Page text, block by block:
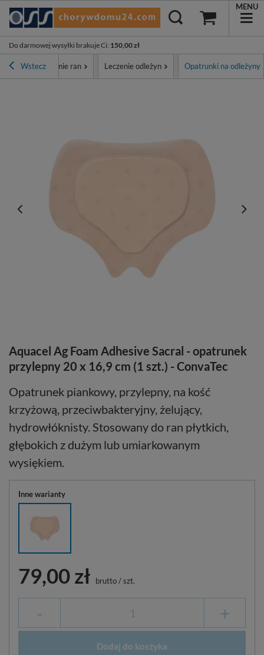
Do darmowej wysyłki brakuje Ci: 150,00 zł
MENU
Wstecz
Opatrunki i leczenie ran Leczenie odleżyn Opatrunki na odleżyny
Aquacel Ag Foam Adhesive Sacral - opatrunek
przylepny 20 x 16,9 cm (1 szt.) - ConvaTec
Opatrunek piankowy, przylepny, na kość
krzyżową, przeciwbakteryjny, żelujący,
hydrowłóknisty. Stosowany do ran płytkich,
głębokich z dużym lub umiarkowanym
wysiękiem.
Inne warianty
79,00 zł brutto/szt.
- +
Dodaj do koszyka